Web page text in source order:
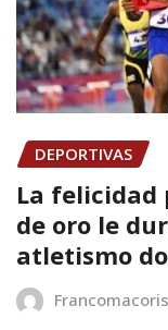
DEPORTIVAS
La felicidad
de oro le
atletismo